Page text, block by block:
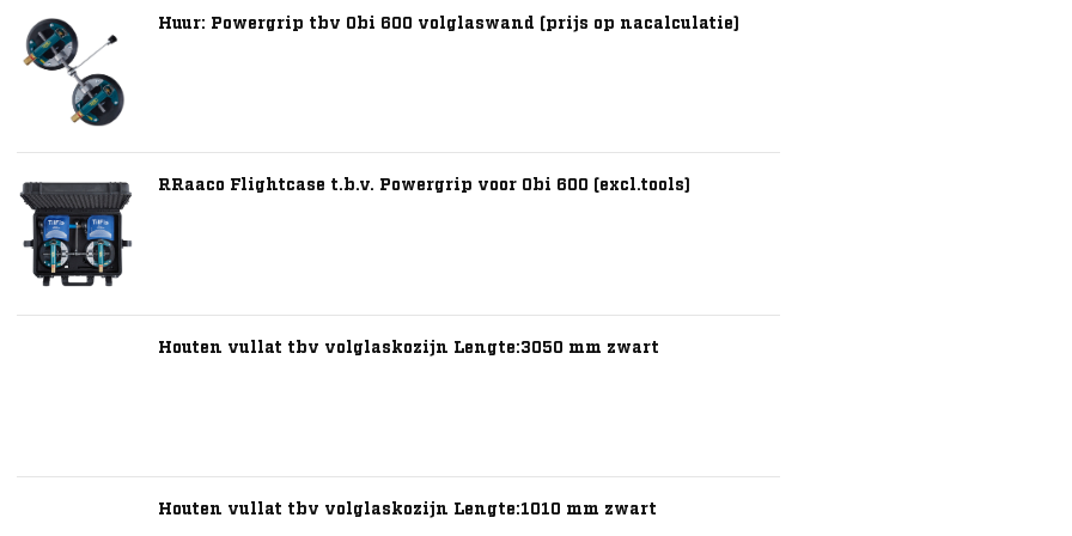
Huur: Powergrip tbv Obi 600 volglaswand (prijs op nacalculatie)
RRaaco Flightcase t.b.v. Powergrip voor Obi 600 (excl.tools)
Houten vullat tbv volglaskozijn Lengte:3050 mm zwart
Houten vullat tbv volglaskozijn Lengte:1010 mm zwart